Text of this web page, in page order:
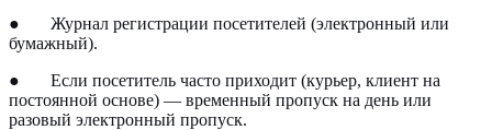
● Журнал регистрации посетителей (электронный или
бумажный).
● Если посетитель часто приходит (курьер, клиент на
постоянной основе) — временный пропуск на день или
разовый электронный пропуск.